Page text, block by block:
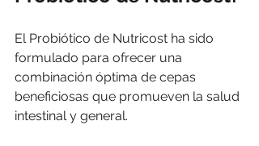
El Probiótico de Nutricost ha sido
formulado para ofrecer una
combinación óptima de cepas
beneficiosas que promueven la salud
intestinal y general.